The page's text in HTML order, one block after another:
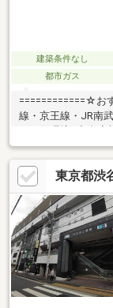
建築条件なし
都市ガス
============☆お
線・京王線・JR南
りながら、通勤ア
です。◆高い容積率
住宅・賃貸併用住
可能です。◆京王多
中！駅前の利便性
アです！─駅徒歩3
用途に応える希少な
東京都渋